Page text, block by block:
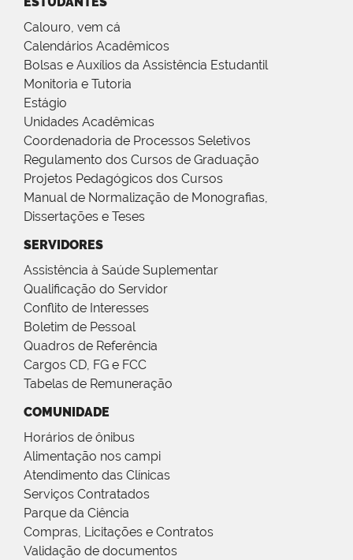
Calouro, vem cá
Calendários Acadêmicos
Bolsas e Auxílios da Assistência Estudantil
Monitoria e Tutoria
Estágio
Unidades Acadêmicas
Coordenadoria de Processos Seletivos
Regulamento dos Cursos de Graduação
Projetos Pedagógicos dos Cursos
Manual de Normalização de Monografias,
Dissertações e Teses
SERVIDORES
Assistência à Saúde Suplementar
Qualificação do Servidor
Conflito de Interesses
Boletim de Pessoal
Quadros de Referência
Cargos CD, FG e FCC
Tabelas de Remuneração
COMUNIDADE
Horários de ônibus
Alimentação nos campi
Atendimento das Clínicas
Serviços Contratados
Parque da Ciência
Compras, Licitações e Contratos
Validação de documentos